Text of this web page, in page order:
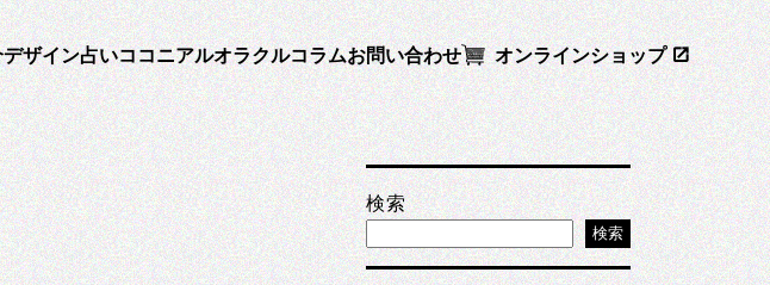
デザイン占いココニアルオラクルコラムお問い合わせ オンラインショップ
検索
検索